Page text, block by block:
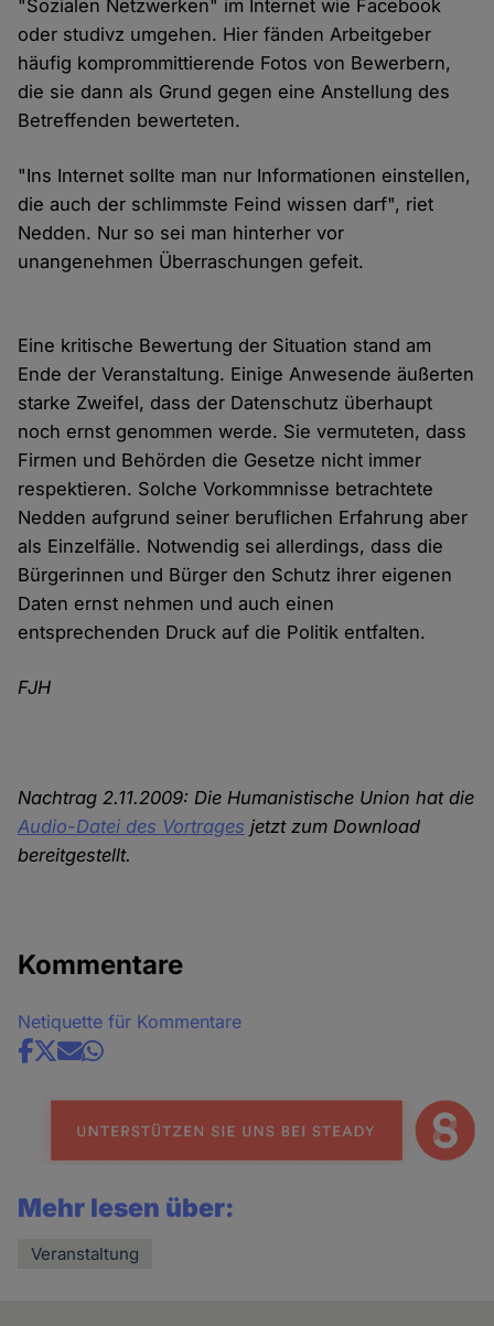
"Sozialen Netzwerken" im Internet wie Facebook
oder studivz umgehen. Hier fänden Arbeitgeber
häufig komprommittierende Fotos von Bewerbern,
die sie dann als Grund gegen eine Anstellung des
Betreffenden bewerteten.
"Ins Internet sollte man nur Informationen einstellen,
die auch der schlimmste Feind wissen darf", riet
Nedden. Nur so sei man hinterher vor
unangenehmen Überraschungen gefeit.
Eine kritische Bewertung der Situation stand am
Ende der Veranstaltung. Einige Anwesende äußerten
starke Zweifel, dass der Datenschutz überhaupt
noch ernst genommen werde. Sie vermuteten, dass
Firmen und Behörden die Gesetze nicht immer
respektieren. Solche Vorkommnisse betrachtete
Nedden aufgrund seiner beruflichen Erfahrung aber
als Einzelfälle. Notwendig sei allerdings, dass die
Bürgerinnen und Bürger den Schutz ihrer eigenen
Daten ernst nehmen und auch einen
entsprechenden Druck auf die Politik entfalten.
FJH
Nachtrag 2.11.2009: Die Humanistische Union hat die
Audio-Datei des Vortrages jetzt zum Download
bereitgestellt.
Kommentare
Netiquette für Kommentare
Share
news
Mehr lesen über:
Veranstaltung